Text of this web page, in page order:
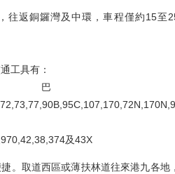
往返銅鑼灣及中環，車程僅約15至
工具有：
及43X
。取道西區或薄扶林道往來港九各地